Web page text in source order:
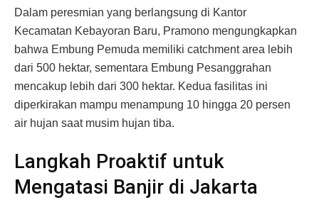
Dalam peresmian yang berlangsung di Kantor
Kecamatan Kebayoran Baru, Pramono mengungkapkan
bahwa Embung Pemuda memiliki catchment area lebih
dari 500 hektar, sementara Embung Pesanggrahan
mencakup lebih dari 300 hektar. Kedua fasilitas ini
diperkirakan mampu menampung 10 hingga 20 persen
air hujan saat musim hujan tiba.
Langkah Proaktif untuk
Mengatasi Banjir di Jakarta